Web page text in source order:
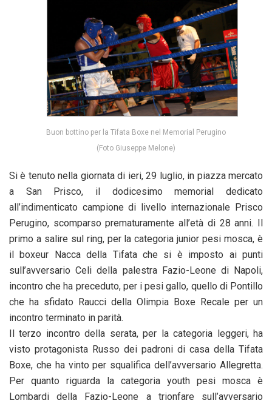
Buon bottino per la Tifata Boxe nel Memorial Perugino
(Foto Giuseppe Melone)
Si è tenuto nella giornata di ieri, 29 luglio, in piazza mercato
a San Prisco, il dodicesimo memorial dedicato
all’indimenticato campione di livello internazionale Prisco
Perugino, scomparso prematuramente all’età di 28 anni. Il
primo a salire sul ring, per la categoria junior pesi mosca, è
il boxeur Nacca della Tifata che si è imposto ai punti
sull’avversario Celi della palestra Fazio-Leone di Napoli,
incontro che ha preceduto, per i pesi gallo, quello di Pontillo
che ha sfidato Raucci della Olimpia Boxe Recale per un
incontro terminato in parità.
Il terzo incontro della serata, per la categoria leggeri, ha
visto protagonista Russo dei padroni di casa della Tifata
Boxe, che ha vinto per squalifica dell’avversario Allegretta.
Per quanto riguarda la categoria youth pesi mosca è
Lombardi della Fazio-Leone a trionfare sull’avversario